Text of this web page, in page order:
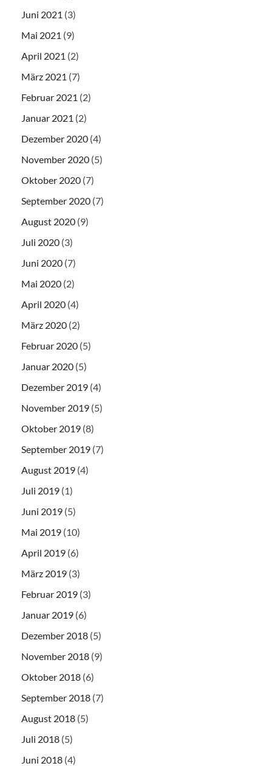
Juni 2021 (3)
Mai 2021 (9)
April 2021 (2)
März 2021 (7)
Februar 2021 (2)
Januar 2021 (2)
Dezember 2020 (4)
November 2020 (5)
Oktober 2020 (7)
September 2020 (7)
August 2020 (9)
Juli 2020 (3)
Juni 2020 (7)
Mai 2020 (2)
April 2020 (4)
März 2020 (2)
Februar 2020 (5)
Januar 2020 (5)
Dezember 2019 (4)
November 2019 (5)
Oktober 2019 (8)
September 2019 (7)
August 2019 (4)
Juli 2019 (1)
Juni 2019 (5)
Mai 2019 (10)
April 2019 (6)
März 2019 (3)
Februar 2019 (3)
Januar 2019 (6)
Dezember 2018 (5)
November 2018 (9)
Oktober 2018 (6)
September 2018 (7)
August 2018 (5)
Juli 2018 (5)
Juni 2018 (4)